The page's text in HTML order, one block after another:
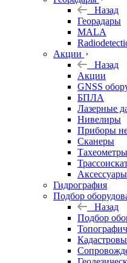
Назад
Георадары
MALA
Акции
Назад
Акции
GNSS
БПЛА
Лазерные
Нивелиры
Приборы
Сканеры
Тахеометры
Аксессуары
Гидрография
Подбор
Назад
Подбор